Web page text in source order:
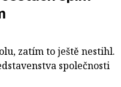
zatím to ještě nestihl.
společnosti